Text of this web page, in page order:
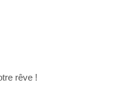
rêve !